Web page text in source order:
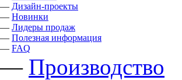
— Дизайн-проекты
— Новинки
— Лидеры продаж
— Полезная информация
— FAQ
— Производство